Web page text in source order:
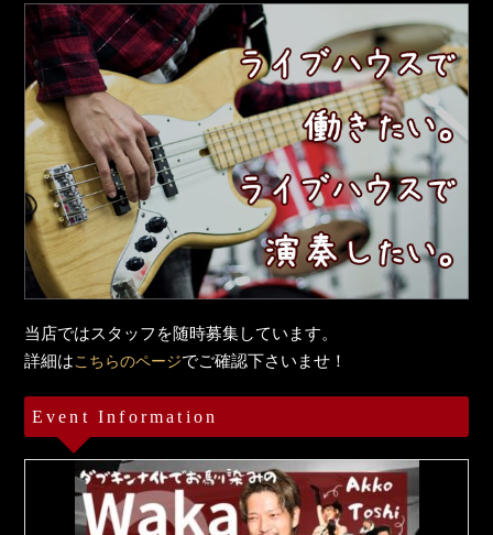
当店ではスタッフを随時募集しています。
詳細はこちらのページでご確認下さいませ！
Event Information